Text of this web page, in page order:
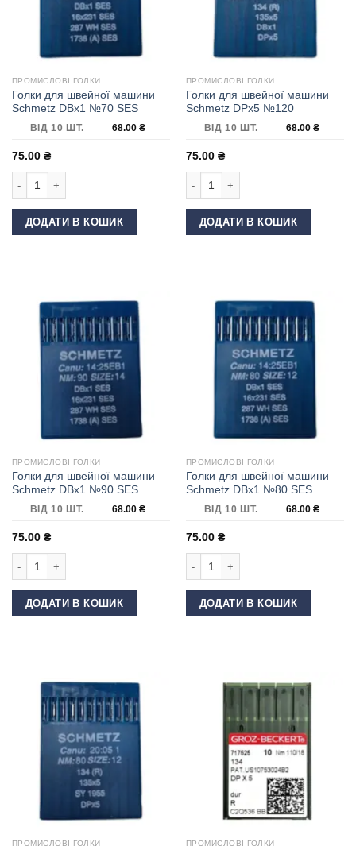
ПРОМИСЛОВІ ГОЛКИ
Голки для швейної машини
Schmetz DBx1 №70 SES
ВІД 10 ШТ. 68.00 ₴
75.00 ₴
ДОДАТИ В КОШИК
ПРОМИСЛОВІ ГОЛКИ
Голки для швейної машини
Schmetz DPx5 №120
ВІД 10 ШТ. 68.00 ₴
75.00 ₴
ДОДАТИ В КОШИК
ПРОМИСЛОВІ ГОЛКИ
Голки для швейної машини
Schmetz DBx1 №90 SES
ВІД 10 ШТ. 68.00 ₴
75.00 ₴
ДОДАТИ В КОШИК
ПРОМИСЛОВІ ГОЛКИ
Голки для швейної машини
Schmetz DBx1 №80 SES
ВІД 10 ШТ. 68.00 ₴
75.00 ₴
ДОДАТИ В КОШИК
ПРОМИСЛОВІ ГОЛКИ ПРОМИСЛОВІ ГОЛКИ